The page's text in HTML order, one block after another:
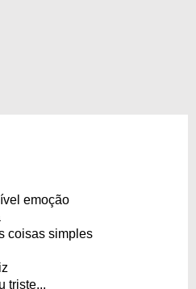
emoção
coisas simples
triste...